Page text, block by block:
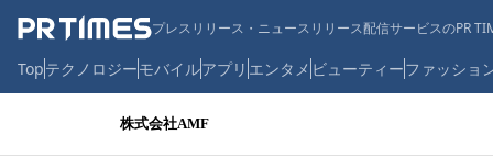
プレスリリース・ニュースリリース配信サービスのPR
Topテクノロジーモバイルアプリ エンタメ ビューティーファッショ
株式会社AMF